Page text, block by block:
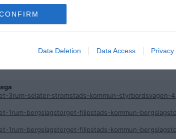
Data Deletion Data Access Privacy
22% på vinsten från hyresinkomsten?
3rum-selater-stromstads-kommun-styrbordsvagen-
1rum-bergslagstorget-filipstads-kommun-
1rum-bergslagstorget-filipstads-kommun-